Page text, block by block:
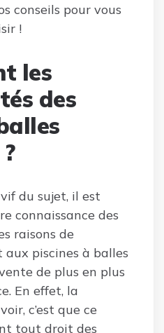
conseils pour vous
!
les
des
du sujet, il est
connaissance des
raisons de
aux piscines à balles
de plus en plus
En effet, la
c’est que ce
tout droit des